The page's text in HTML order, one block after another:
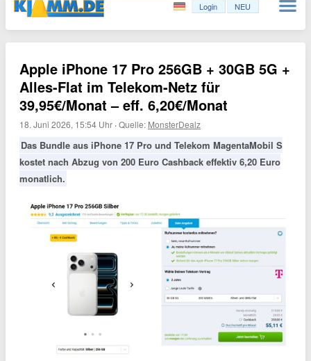
Login NEU
Apple iPhone 17 Pro 256GB + 30GB 5G +
Alles-Flat im Telekom-Netz für
39,95€/Monat – eff. 6,20€/Monat
18. Juni 2026, 15:54 Uhr ·Quelle: MonsterDealz
Das Bundle aus iPhone 17 Pro und Telekom MagentaMobil S
kostet nach Abzug von 200 Euro Cashback effektiv 6,20 Euro
monatlich.